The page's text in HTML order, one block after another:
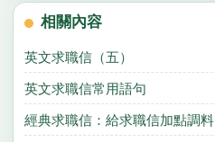
相關內容
英文求職信（五）
英文求職信常用語句
經典求職信：給求職信加點調料